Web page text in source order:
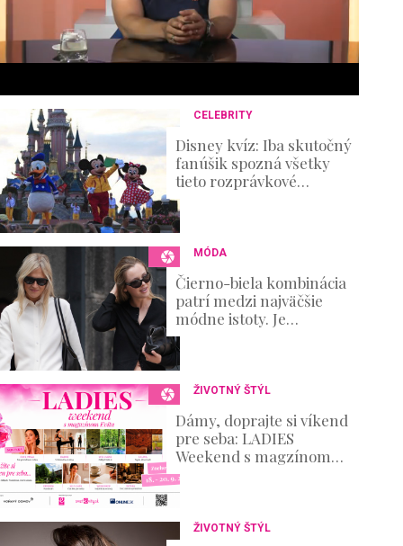
CELEBRITY
Disney kvíz: Iba skutočný
fanúšik spozná všetky
tieto rozprávkové
postavičky!
MÓDA
Čierno-biela kombinácia
patrí medzi najväčšie
módne istoty. Je
elegantná, nadčasová a
zároveň ponúka
nekonečné možnosti
ŽIVOTNÝ ŠTÝL
Dámy, doprajte si víkend
pre seba: LADIES
Weekend s magzínom
Evita prinesie oddych aj
množstvo inšpirácie
ŽIVOTNÝ ŠTÝL